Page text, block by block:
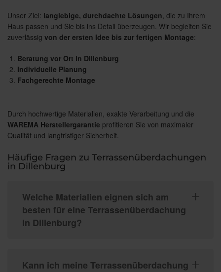
Unser Ziel: langlebige, durchdachte Lösungen, die zu Ihrem
Haus passen und Sie bis ins Detail überzeugen. Wir begleiten Sie
zuverlässig von der ersten Idee bis zur fertigen Montage:
Beratung vor Ort in Dillenburg
Individuelle Planung
Fachgerechte Montage
Durch hochwertige Materialien, exakte Verarbeitung und die
WAREMA Herstellergarantie profitieren Sie von maximaler
Qualität und langfristiger Sicherheit.
Häufige Fragen zu Terrassenüberdachungen
in Dillenburg
Welche Materialien eignen sich am
besten für eine Terrassenüberdachung
in Dillenburg?
Kann ich meine Terrassenüberdachung